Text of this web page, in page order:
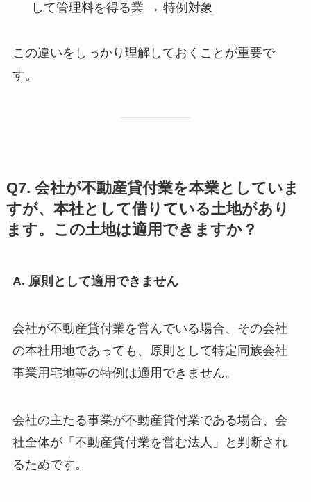
して管理料を得る業 → 特例対象
この違いをしっかり理解しておくことが重要で
す。
Q7. 会社が不動産貸付業を本業としていま
すが、本社として借りている土地があり
ます。この土地は適用できますか？
A. 原則として適用できません
会社が不動産貸付業を営んでいる場合、その会社
の本社用地であっても、原則として特定同族会社
事業用宅地等の特例は適用できません。
会社の主たる事業が不動産貸付業である場合、会
社全体が「不動産貸付業を営む法人」と判断され
るためです。